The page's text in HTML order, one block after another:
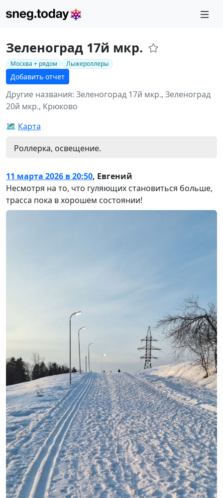
Зеленоград 17й мкр.
Москва + рядом Лыжероллеры
Добавить отчет
Другие названия: Зеленогорад 17й мкр., Зеленоград
20й мкр., Крюково
🗺️ Карта
Роллерка, освещение.
11 марта 2026 в 20:50, Евгений
Несмотря на то, что гуляющих становиться больше,
трасса пока в хорошем состоянии!